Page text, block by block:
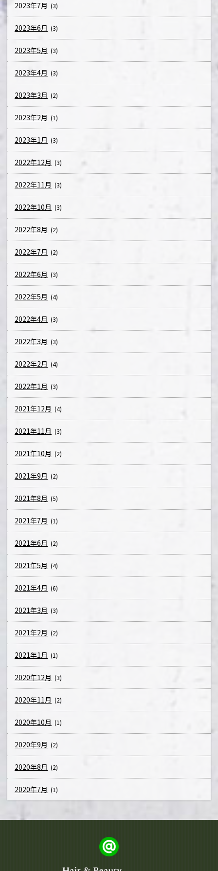
2023年7月 (3)
2023年6月 (3)
2023年5月 (3)
2023年4月 (3)
2023年3月 (2)
2023年2月 (1)
2023年1月 (3)
2022年12月 (3)
2022年11月 (3)
2022年10月 (3)
2022年8月 (2)
2022年7月 (2)
2022年6月 (3)
2022年5月 (4)
2022年4月 (3)
2022年3月 (3)
2022年2月 (4)
2022年1月 (3)
2021年12月 (4)
2021年11月 (3)
2021年10月 (2)
2021年9月 (2)
2021年8月 (5)
2021年7月 (1)
2021年6月 (2)
2021年5月 (4)
2021年4月 (6)
2021年3月 (3)
2021年2月 (2)
2021年1月 (1)
2020年12月 (3)
2020年11月 (2)
2020年10月 (1)
2020年9月 (2)
2020年8月 (2)
2020年7月 (1)